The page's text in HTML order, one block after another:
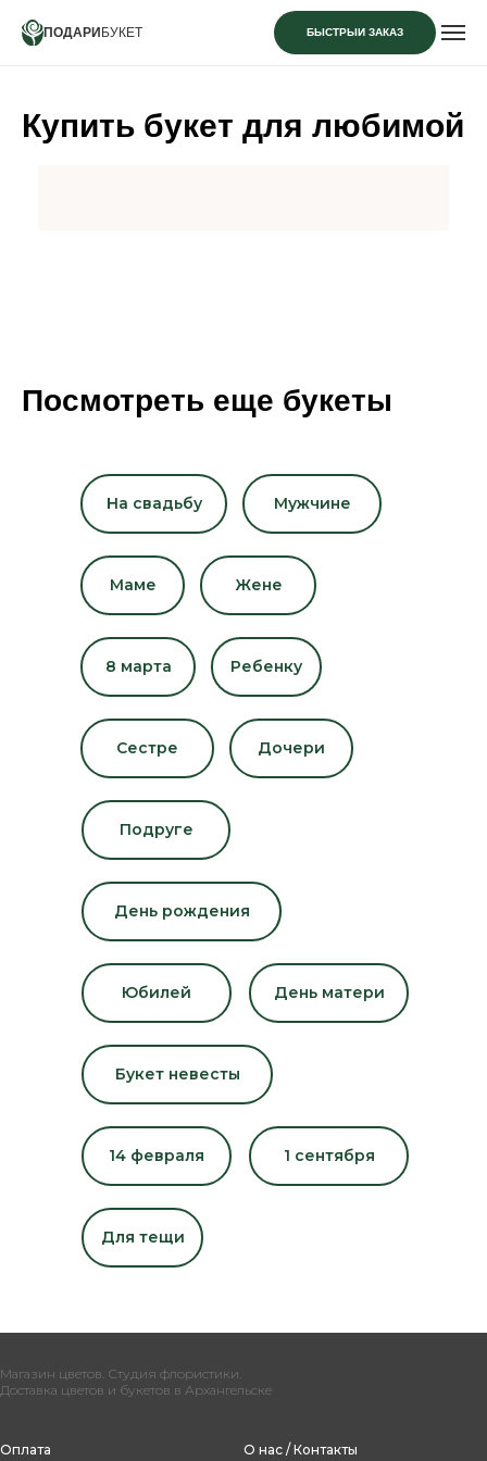
ПОДАРИ БУКЕТ БЫСТРЫЙ ЗАКАЗ
Купить букет для любимой
Посмотреть еще букеты
На свадьбу
Сестре
Мужчине
Дочери
Маме
Подруге
Жене
День рождения
8 марта
Юбилей
Ребенку
1 сентября
День матери
14 февраля
Букет невесты
Для тещи
Магазин цветов. Студия флористики.
Доставка цветов и букетов в Архангельске
Оплата О нас / Контакты